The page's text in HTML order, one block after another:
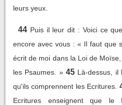
leurs yeux.
44 Puis il leur dit : Voici ce
encore avec vous : « Il faut que
écrit de moi dans la Loi de
les Psaumes. » 45 Là-dessus, il
qu'ils comprennent les Ecritures.
Ecritures enseignent que le